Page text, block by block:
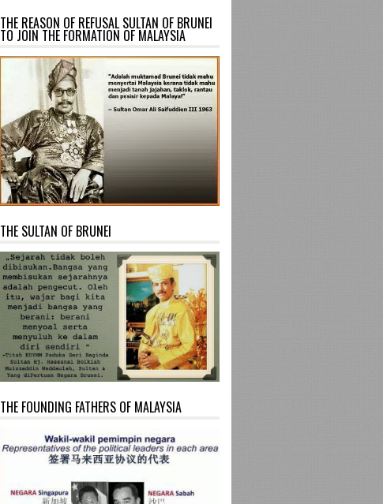
THE REASON OF REFUSAL SULTAN OF BRUNEI
TO JOIN THE FORMATION OF MALAYSIA
THE SULTAN OF BRUNEI
THE FOUNDING FATHERS OF MALAYSIA